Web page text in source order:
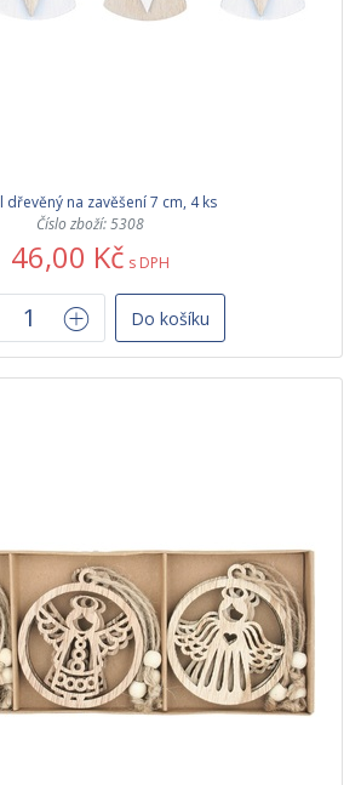
dřevěný na zavěšení 7 cm, 4 ks
Číslo zboží: 5308
46,00 Kč s DPH
Do košíku